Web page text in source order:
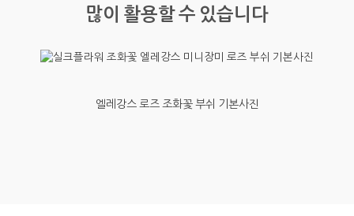
많이 활용할 수 있습니다
엘레강스 로즈 조화꽃 부쉬 기본사진